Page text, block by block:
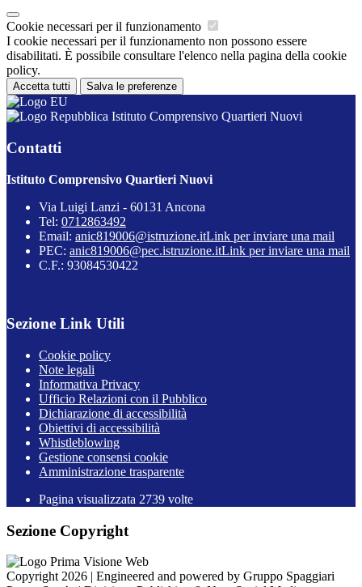
Cookie necessari per il funzionamento
I cookie necessari per il funzionamento non possono essere
disabilitati. È possibile consultare l'elenco nella pagina della cookie
policy.
Accetta tutti Salva le preferenze
Istituto Comprensivo Quartieri Nuovi
Contatti
Istituto Comprensivo Quartieri Nuovi
Via Luigi Lanzi - 60131 Ancona
Tel: 0712863492
Email: anic819006@istruzione.itLink per inviare una mail
PEC: anic819006@pec.istruzione.itLink per inviare una mail
C.F.: 93084530422
Sezione Link Utili
Cookie policy
Note legali
Informativa Privacy
Ufficio Relazioni con il Pubblico
Dichiarazione di accessibilità
Obiettivi di accessibilità
Whistleblowing
Gestione consensi cookie
Amministrazione trasparente
Pagina visualizzata 2739 volte
Sezione Copyright
Copyright 2026 | Engineered and powered by Gruppo Spaggiari